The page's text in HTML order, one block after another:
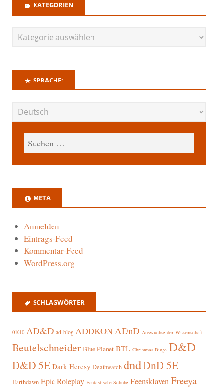
KATEGORIEN
SPRACHE:
META
Anmelden
Eintrags-Feed
Kommentar-Feed
WordPress.org
SCHLAGWÖRTER
01010 AD&D ad-blog ADDKONADnD Auswüchse der Wissenschaft
Beutelschneider Blue Planet BTL Christmas Binge D&D
D&D 5E Dark Heresy Deathwatch dndDnD 5E
Earthdawn Epic Roleplay Fantastische Schuhe FeensklavenFreeya